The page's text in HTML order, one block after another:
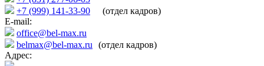
+7 (999) 141-33-90
(отдел кадров)
E-mail:
office@bel-max.ru
belmax@bel-max.ru
(отдел кадров)
Адрес: